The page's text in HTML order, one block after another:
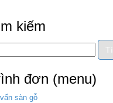
kiếm
đơn (menu)
sàn gỗ